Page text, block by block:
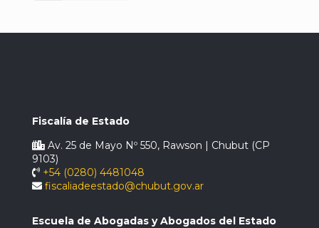
Fiscalía de Estado
Av. 25 de Mayo Nº 550, Rawson | Chubut (CP
9103)
+54 (0280) 4481048
fiscaliadeestado@chubut.gov.ar
Escuela de Abogadas y Abogados del Estado